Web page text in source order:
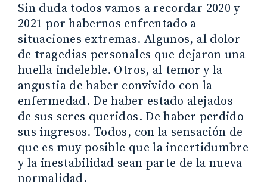
Sin duda todos vamos a recordar 2020 y
2021 por habernos enfrentado a
situaciones extremas. Algunos, al dolor
de tragedias personales que dejaron una
huella indeleble. Otros, al temor y la
angustia de haber convivido con la
enfermedad. De haber estado alejados
de sus seres queridos. De haber perdido
sus ingresos. Todos, con la sensación de
que es muy posible que la incertidumbre
y la inestabilidad sean parte de la nueva
normalidad.